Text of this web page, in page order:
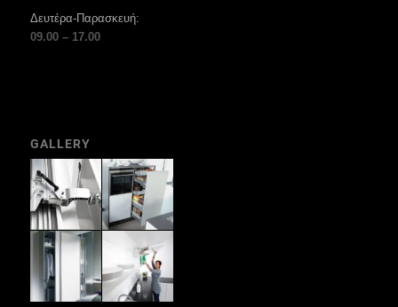
Δευτέρα-Παρασκευή:
09.00 – 17.00
GALLERY